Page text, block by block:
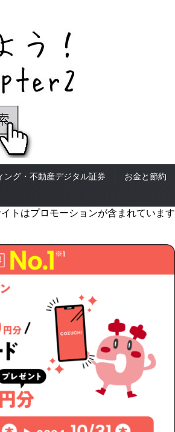
ング・不動産デジタル証券 お金と節約
トはプロモーションが含まれています